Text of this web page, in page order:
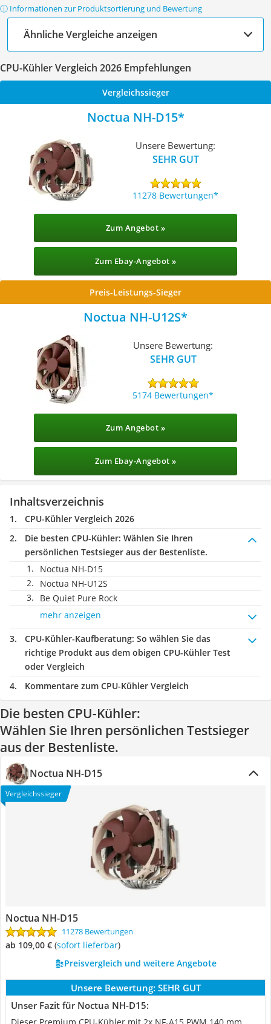
ⓘ Informationen zur Produktsortierung und Bewertung
Ähnliche Vergleiche anzeigen
CPU-Kühler Vergleich 2026 Empfehlungen
Vergleichssieger
Noctua NH-D15
Unsere Bewertung:
SEHR GUT
11278 Bewertungen
Zum Angebot »
Zum Ebay-Angebot »
Preis-Leistungs-Sieger
Noctua NH-U12S
Unsere Bewertung:
SEHR GUT
5174 Bewertungen
Zum Angebot »
Zum Ebay-Angebot »
Inhaltsverzeichnis
CPU-Kühler Vergleich 2026
Die besten CPU-Kühler: Wählen Sie Ihren
persönlichen Testsieger aus der Bestenliste.
Noctua NH-D15
Noctua NH-U12S
Be Quiet Pure Rock
mehr anzeigen
CPU-Kühler-Kaufberatung: So wählen Sie das
richtige Produkt aus dem obigen CPU-Kühler Test
oder Vergleich
Kommentare zum CPU-Kühler Vergleich
Die besten CPU-Kühler:
Wählen Sie Ihren persönlichen Testsieger
aus der Bestenliste.
Noctua NH-D15
Vergleichssieger
Noctua NH-D15
11278 Bewertungen
ab 109,00 € ( Sofort lieferbar)
Preisvergleich und weitere Angebote
Unsere Bewertung: SEHR GUT
Unser Fazit für Noctua NH-D15: